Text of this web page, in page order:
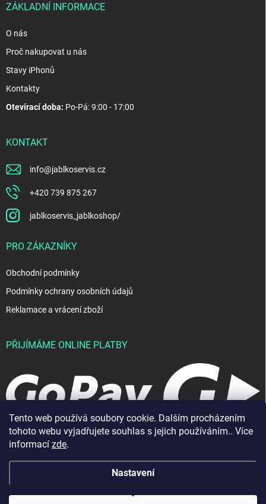
Tento web používá soubory cookie. Dalším procházením
tohoto webu vyjadřujete souhlas s jejich používáním.. Více
informací zde.
Nastavení
ZÁKLADNÍ INFORMACE
O nás
Proč nakupovat u nás
Stavy iPhonů
Kontakty
Otevírací doba: Po-Pá: 9:00 - 17:00
KONTAKT
info@jablkoservis.cz
+420 739 875 267
jablkoservis_jablkoshop/
PRO ZÁKAZNÍKY
Obchodní podmínky
Podmínky ochrany osobních údajů
Reklamace a vrácení zboží
PŘIJÍMÁME ONLINE PLATBY
Vytvořil Shoptet
JablkoShop. Všechna práva vyhrazena.